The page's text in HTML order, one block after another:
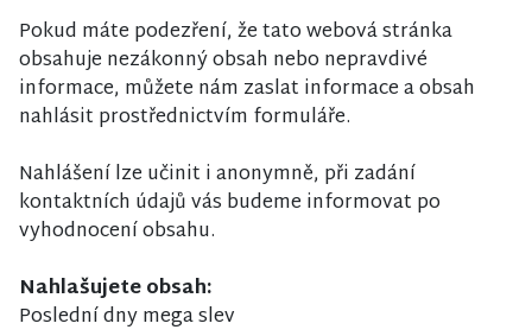
Pokud máte podezření, že tato webová stránka
obsahuje nezákonný obsah nebo nepravdivé
informace, můžete nám zaslat informace a obsah
nahlásit prostřednictvím formuláře.
Nahlášení lze učinit i anonymně, při zadání
kontaktních údajů vás budeme informovat po
vyhodnocení obsahu.
Nahlašujete obsah:
Poslední dny mega slev